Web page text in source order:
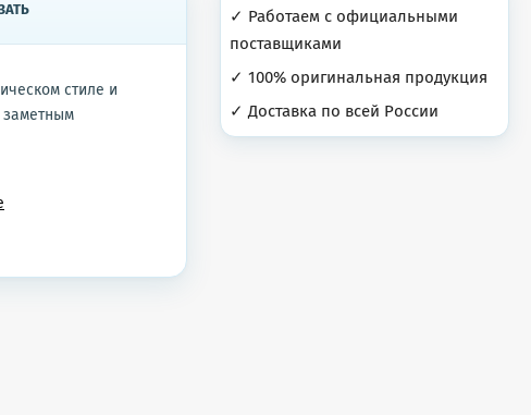
стиле и
заметным
✓ Работаем с официальными
поставщиками
✓ 100% оригинальная продукция
✓ Доставка по всей России